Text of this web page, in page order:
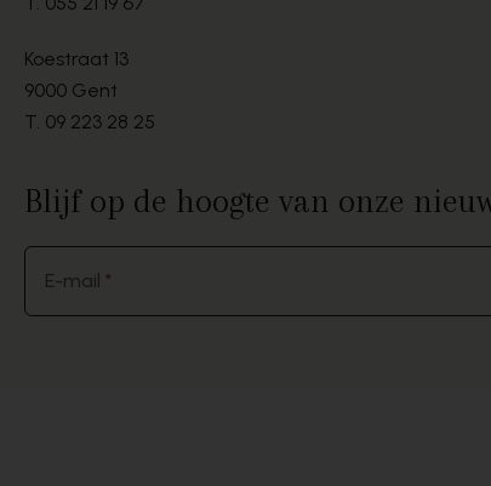
Koestraat 13
9000 Gent
T. 09 223 28 25
Blijf op de hoogte van onze
E-mail *